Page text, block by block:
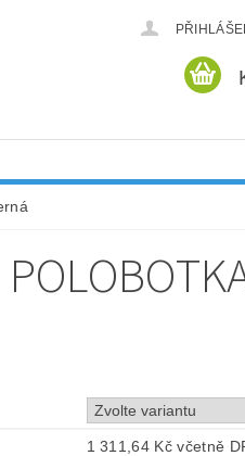
1 311,64 Kč včetně